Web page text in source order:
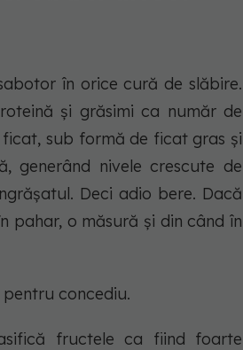
în orice cură de slăbire.
și grăsimi ca număr de
sub formă de ficat gras și
generând nivele crescute de
Deci adio bere. Dacă
pahar, o măsură și din când în
concediu.
fructele ca fiind foarte